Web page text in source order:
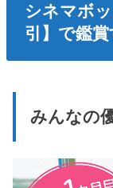
シネマボ
引】で鑑
みんなの